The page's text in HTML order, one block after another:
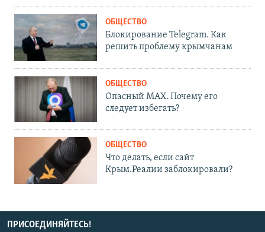
ОБЩЕСТВО
Блокирование Telegram. Как
решить проблему крымчанам
ОБЩЕСТВО
Опасный MAX. Почему его
следует избегать?
ОБЩЕСТВО
Что делать, если сайт
Крым.Реалии заблокировали?
ПРИСОЕДИНЯЙТЕСЬ!